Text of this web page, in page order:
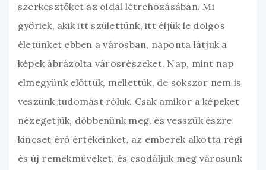
szerkesztőket az oldal létrehozásában. Mi
győriek, akik itt születtünk, itt éljük le dolgos
életünket ebben a városban, naponta látjuk a
képek ábrázolta városrészeket. Nap, mint nap
elmegyünk előttük, mellettük, de sokszor nem is
veszünk tudomást róluk. Csak amikor a képeket
nézegetjük, döbbenünk meg, és vesszük észre
kincset érő értékeinket, az emberek alkotta régi
és új remekműveket, és csodáljuk meg városunk